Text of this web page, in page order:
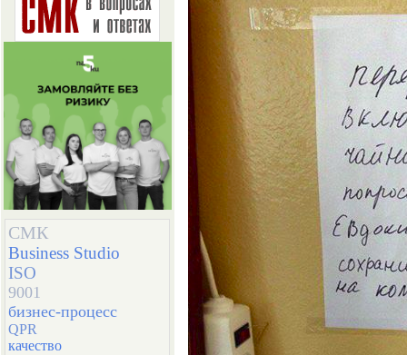
СМК
Business Studio
ISO
9001
бизнес-процесс
QPR
качество